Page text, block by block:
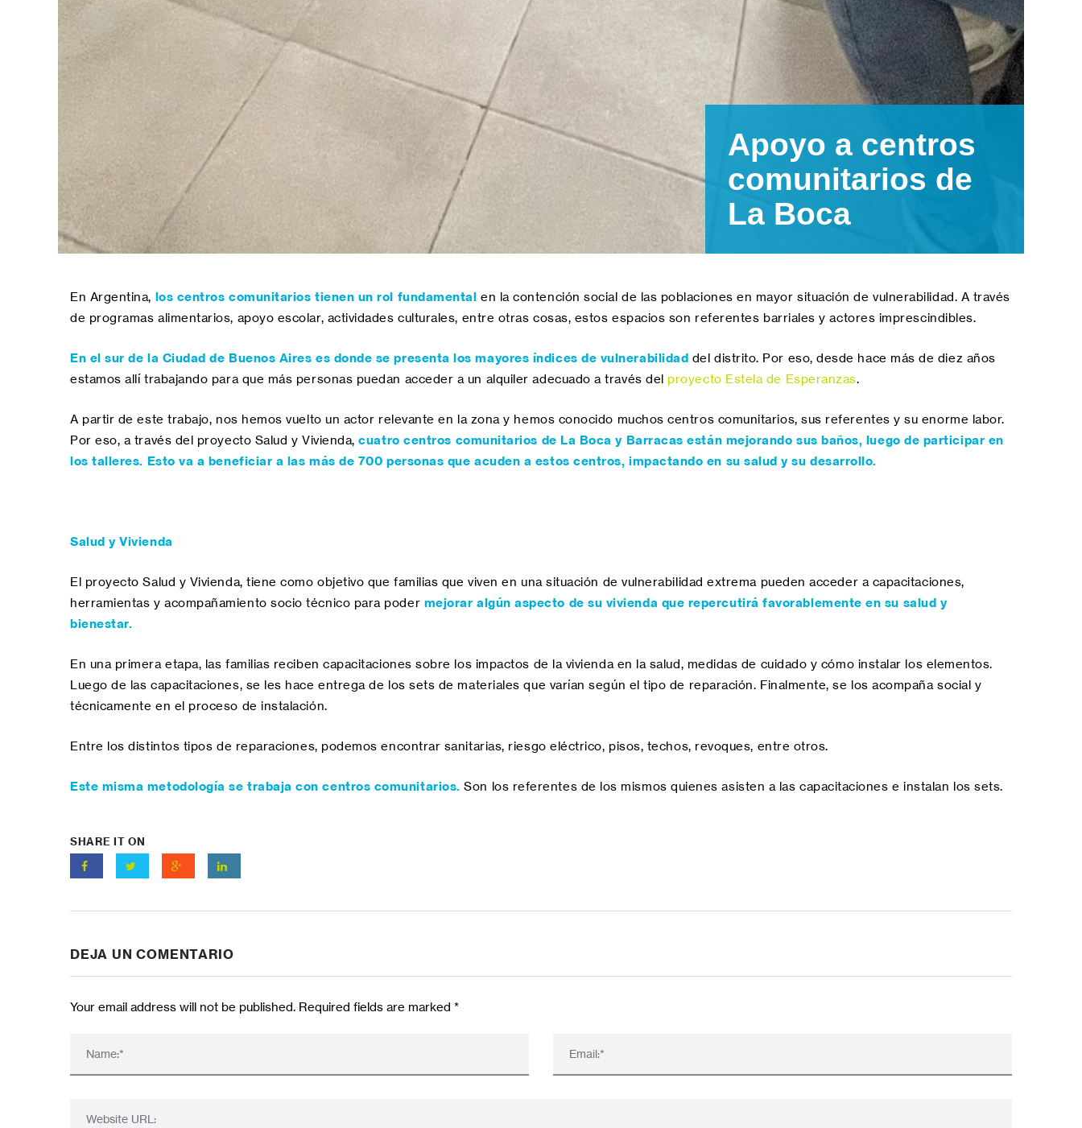
Apoyo a centros
comunitarios de
La Boca
En Argentina, los centros comunitarios tienen un rol fundamental en la contención social de las poblaciones en mayor situación de vulnerabilidad. A través
de programas alimentarios, apoyo escolar, actividades culturales, entre otras cosas, estos espacios son referentes barriales y actores imprescindibles.
En el sur de la Ciudad de Buenos Aires es donde se presenta los mayores índices de vulnerabilidad del distrito. Por eso, desde hace más de diez años
estamos allí trabajando para que más personas puedan acceder a un alquiler adecuado a través del proyecto Estela de Esperanzas.
A partir de este trabajo, nos hemos vuelto un actor relevante en la zona y hemos conocido muchos centros comunitarios, sus referentes y su enorme labor.
Por eso, a través del proyecto Salud y Vivienda,cuatro centros comunitarios de La Boca y Barracas están mejorando sus baños, luego de participar en
los talleres. Esto va a beneficiar a las más de 700 personas que acuden a estos centros, impactando en su salud y su desarrollo.
Salud y Vivienda
El proyecto Salud y Vivienda, tiene como objetivo que familias que viven en una situación de vulnerabilidad extrema pueden acceder a capacitaciones,
herramientas y acompañamiento socio técnico para poder mejorar algún aspecto de su vivienda que repercutirá favorablemente en su salud y
bienestar.
En una primera etapa, las familias reciben capacitaciones sobre los impactos de la vivienda en la salud, medidas de cuidado y cómo instalar los elementos.
Luego de las capacitaciones, se les hace entrega de los sets de materiales que varían según el tipo de reparación. Finalmente, se los acompaña social y
técnicamente en el proceso de instalación.
Entre los distintos tipos de reparaciones, podemos encontrar sanitarias, riesgo eléctrico, pisos, techos, revoques, entre otros.
Este misma metodología se trabaja con centros comunitarios. Son los referentes de los mismos quienes asisten a las capacitaciones e instalan los sets.
SHARE IT ON
DEJA UN COMENTARIO
Your email address will not be published. Required fields are marked *